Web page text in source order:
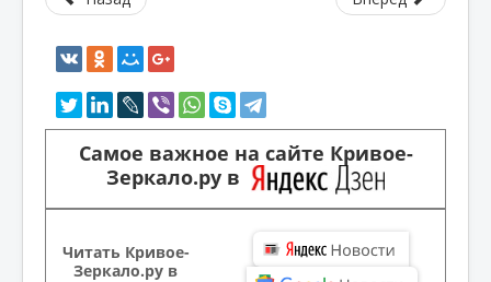
Самое важное на сайте Кривое-
Зеркало.ру в
Читать Кривое-
Зеркало.ру в